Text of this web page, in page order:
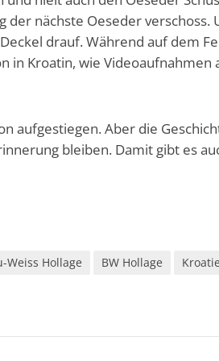
nächste Oeseder verschoss.
drauf. Während auf dem
in Kroatin, wie Videoaufnahmen
aufgestiegen. Aber die
bleiben. Damit gibt es
Weiss Hollage BW Hollage